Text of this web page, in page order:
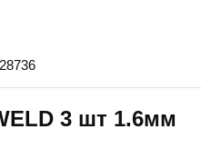
28736
3 шт 1.6мм